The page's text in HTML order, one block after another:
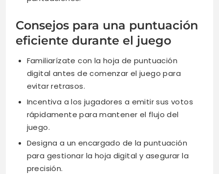
Consejos para una puntuación
eficiente durante el juego
Familiarízate con la hoja de puntuación
digital antes de comenzar el juego para
evitar retrasos.
Incentiva a los jugadores a emitir sus votos
rápidamente para mantener el flujo del
juego.
Designa a un encargado de la puntuación
para gestionar la hoja digital y asegurar la
precisión.